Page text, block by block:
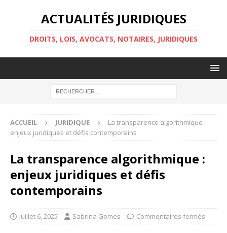
ACTUALITÉS JURIDIQUES
DROITS, LOIS, AVOCATS, NOTAIRES, JURIDIQUES
ACCUEIL JURIDIQUE
La transparence algorithmique :
enjeux juridiques et défis contemporains
La transparence algorithmique :
enjeux juridiques et défis
contemporains
juillet 6, 2025 Sabrina Gomes Commentaires fermés